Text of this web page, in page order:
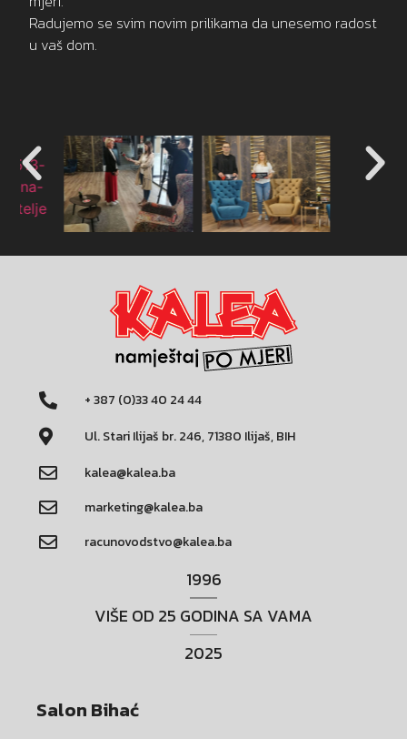
Radujemo se svim novim prilikama da unesemo radost
u vaš dom.
+ 387 (0)33 40 24 44
Ul. Stari Ilijaš br. 246, 71380 Ilijaš, BIH
kalea@kalea.ba
marketing@kalea.ba
racunovodstvo@kalea.ba
1996
VIŠE OD 25 GODINA SA VAMA
2025
Salon Bihać